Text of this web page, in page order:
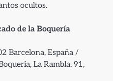
ocultos.
de la Boquería
Barcelona, España /
La Rambla, 91,